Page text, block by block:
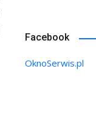
Facebook
OknoSerwis.pl